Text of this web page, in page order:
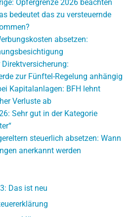
Opfergrenze 2026 beachten
bedeutet das zu versteuernde
absetzen:
zur Fünftel-Regelung anhängig
Kapitalanlagen: BFH lehnt
Verluste ab
Sehr gut in der Kategorie
steuerlich absetzen: Wann
anerkannt werden
Das ist neu